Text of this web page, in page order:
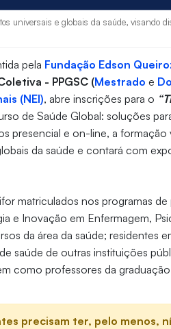
universais e globais da saúde, visando
pela Fundação Edson
- PPGSC (Mestrado e
(NEI), abre inscrições para o
de Saúde Global: soluções
presencial e on-line, a
da saúde e contará com
matriculados nos programas
e Inovação em Enfermagem,
da área da saúde; residentes
saúde de outras instituições
como professores da
precisam ter, pelo menos,